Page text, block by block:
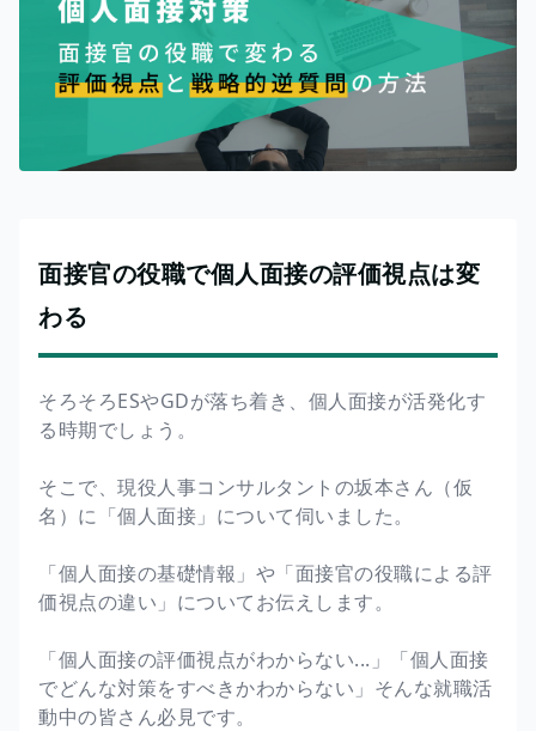
面接官の役職で個人面接の評価視点は変
わる
そろそろESやGDが落ち着き、個人面接が活発化す
る時期でしょう。
そこで、現役人事コンサルタントの坂本さん（仮
名）に「個人面接」について伺いました。
「個人面接の基礎情報」や「面接官の役職による評
価視点の違い」についてお伝えします。
「個人面接の評価視点がわからない...」「個人面接
でどんな対策をすべきかわからない」そんな就職活
動中の皆さん必見です。